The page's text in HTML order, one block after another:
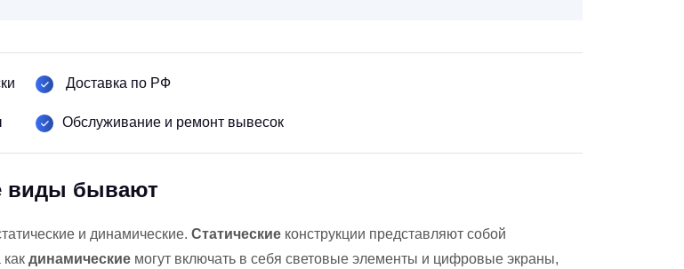
Доставка по РФ
Обслуживание и ремонт вывесок
виды бывают
и динамические. Статические конструкции представляют собой
как динамические могут включать в себя световые элементы и цифровые экраны,